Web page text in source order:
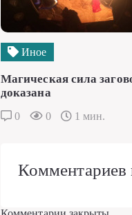
Иное
Магическая сила
доказана
0 0 1 мин.
Комментариев